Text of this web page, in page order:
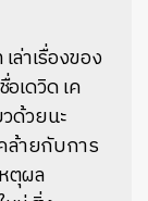
ล่าเรื่องของ
เดวิด เค
ด้วยนะ
ล้ายกับการ
ตุผล